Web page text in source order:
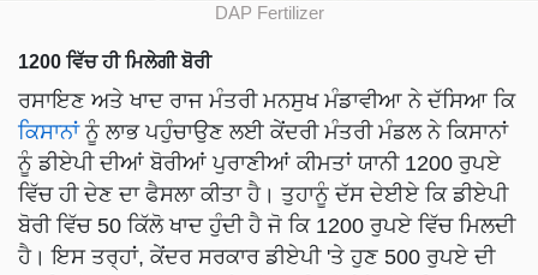
DAP Fertilizer
1200 ਵਿੱਚ ਹੀ ਮਿਲੇਗੀ ਬੋਰੀ
ਰਸਾਇਣ ਅਤੇ ਖਾਦ ਰਾਜ ਮੰਤਰੀ ਮਨਸੁਖ ਮੰਡਾਵੀਆ ਨੇ ਦੱਸਿਆ ਕਿ
ਕਿਸਾਨਾਂਨੂੰ ਲਾਭ ਪਹੁੰਚਾਉਣ ਲਈ ਕੇਂਦਰੀ ਮੰਤਰੀ ਮੰਡਲ ਨੇ ਕਿਸਾਨਾਂ
ਨੂੰ ਡੀਏਪੀ ਦੀਆਂ ਬੋਰੀਆਂ ਪੁਰਾਣੀਆਂ ਕੀਮਤਾਂ ਯਾਨੀ 1200 ਰੁਪਏ
ਵਿੱਚ ਹੀ ਦੇਣ ਦਾ ਫੈਸਲਾ ਕੀਤਾ ਹੈ। ਤੁਹਾਨੂੰ ਦੱਸ ਦੇਈਏ ਕਿ ਡੀਏਪੀ
ਬੋਰੀ ਵਿੱਚ 50 ਕਿੱਲੋ ਖਾਦ ਹੁੰਦੀ ਹੈ ਜੋ ਕਿ 1200 ਰੁਪਏ ਵਿੱਚ ਮਿਲਦੀ
ਹੈ। ਇਸ ਤਰ੍ਹਾਂ, ਕੇਂਦਰ ਸਰਕਾਰ ਡੀਏਪੀ 'ਤੇ ਹੁਣ 500 ਰੁਪਏ ਦੀ